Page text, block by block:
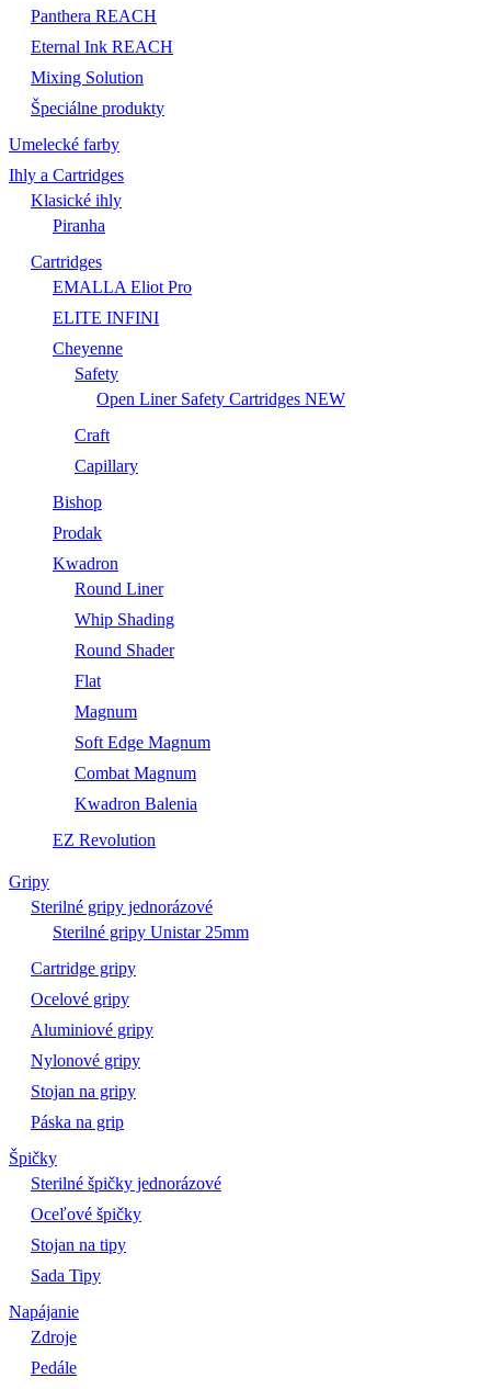
Panthera REACH
Eternal Ink REACH
Mixing Solution
Špeciálne produkty
Umelecké farby
Ihly a Cartridges
Klasické ihly
Piranha
Cartridges
EMALLA Eliot Pro
ELITE INFINI
Cheyenne
Safety
Open Liner Safety Cartridges NEW
Craft
Capillary
Bishop
Prodak
Kwadron
Round Liner
Whip Shading
Round Shader
Flat
Magnum
Soft Edge Magnum
Combat Magnum
Kwadron Balenia
EZ Revolution
Gripy
Sterilné gripy jednorázové
Sterilné gripy Unistar 25mm
Cartridge gripy
Ocelové gripy
Aluminiové gripy
Nylonové gripy
Stojan na gripy
Páska na grip
Špičky
Sterilné špičky jednorázové
Oceľové špičky
Stojan na tipy
Sada Tipy
Napájanie
Zdroje
Pedále